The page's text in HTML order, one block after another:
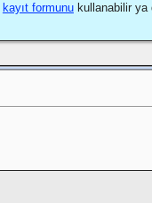
kayıt formunukullanabilir ya